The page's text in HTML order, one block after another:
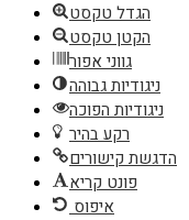
הגדל טקסט
הקטן טקסט
גווני אפור
ניגודיות גבוהה
ניגודיות הפוכה
רקע בהיר
הדגשת קישורים
פונט קריא
איפוס